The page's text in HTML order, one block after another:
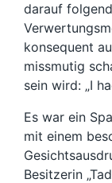
darauf
konsequent
missmutig
sein wird: „I
Es war ein
mit einem
Besitzerin